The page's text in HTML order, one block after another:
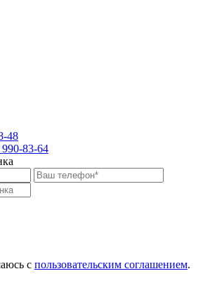
48
83-64
с пользовательским соглашением.